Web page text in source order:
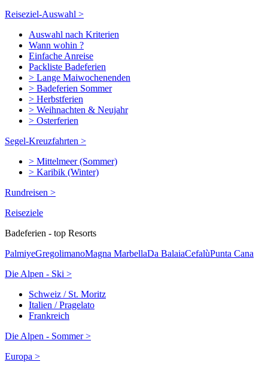
Reiseziel-Auswahl >
Auswahl nach Kriterien
Wann wohin ?
Einfache Anreise
Packliste Badeferien
> Lange Maiwochenenden
> Badeferien Sommer
> Herbstferien
> Weihnachten & Neujahr
> Osterferien
Segel-Kreuzfahrten >
> Mittelmeer (Sommer)
> Karibik (Winter)
Rundreisen >
Reiseziele
Badeferien - top Resorts
PalmiyeGregolimanoMagna MarbellaDa BalaiaCefalùPunta Cana
Die Alpen - Ski >
Schweiz / St. Moritz
Italien / Pragelato
Frankreich
Die Alpen - Sommer >
Europa >